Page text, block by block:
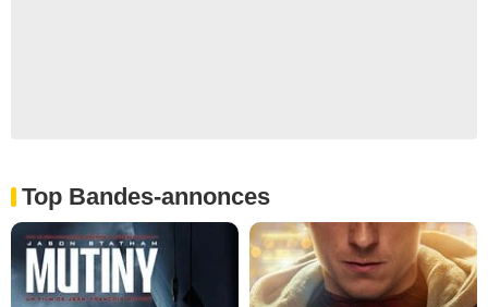
Top Bandes-annonces